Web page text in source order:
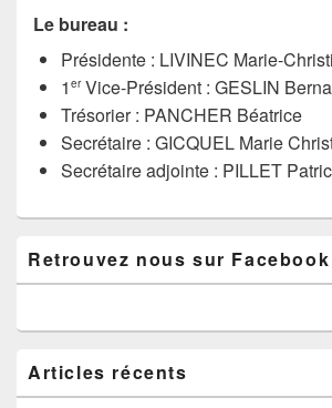
Le bureau :
Présidente : LIVINEC Marie-
1 erVice-Président : GESLIN
Trésorier : PANCHER Béatrice
Secrétaire : GICQUEL Marie
Secrétaire adjointe : PILLET
principale
de
pour
barre
latérale
Retrouvez nous sur Facebook
Articles récents